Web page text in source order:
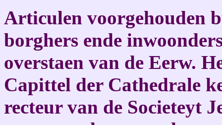
Articulen voorgehouden
borghers ende
overstaen van de Eerw.
Capittel der Cathedrale
recteur van de Societeyt